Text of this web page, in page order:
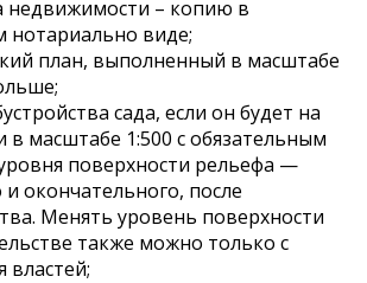
недвижимости – копию в
нотариально виде;
план, выполненный в масштабе
сада, если он будет на
в масштабе 1:500 с обязательным
поверхности рельефа —
и окончательного, после
Менять уровень поверхности
также можно только с
властей;